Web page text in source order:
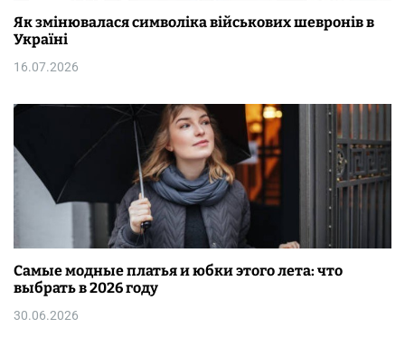
Як змінювалася символіка військових шевронів в
Україні
16.07.2026
Самые модные платья и юбки этого лета: что
выбрать в 2026 году
30.06.2026